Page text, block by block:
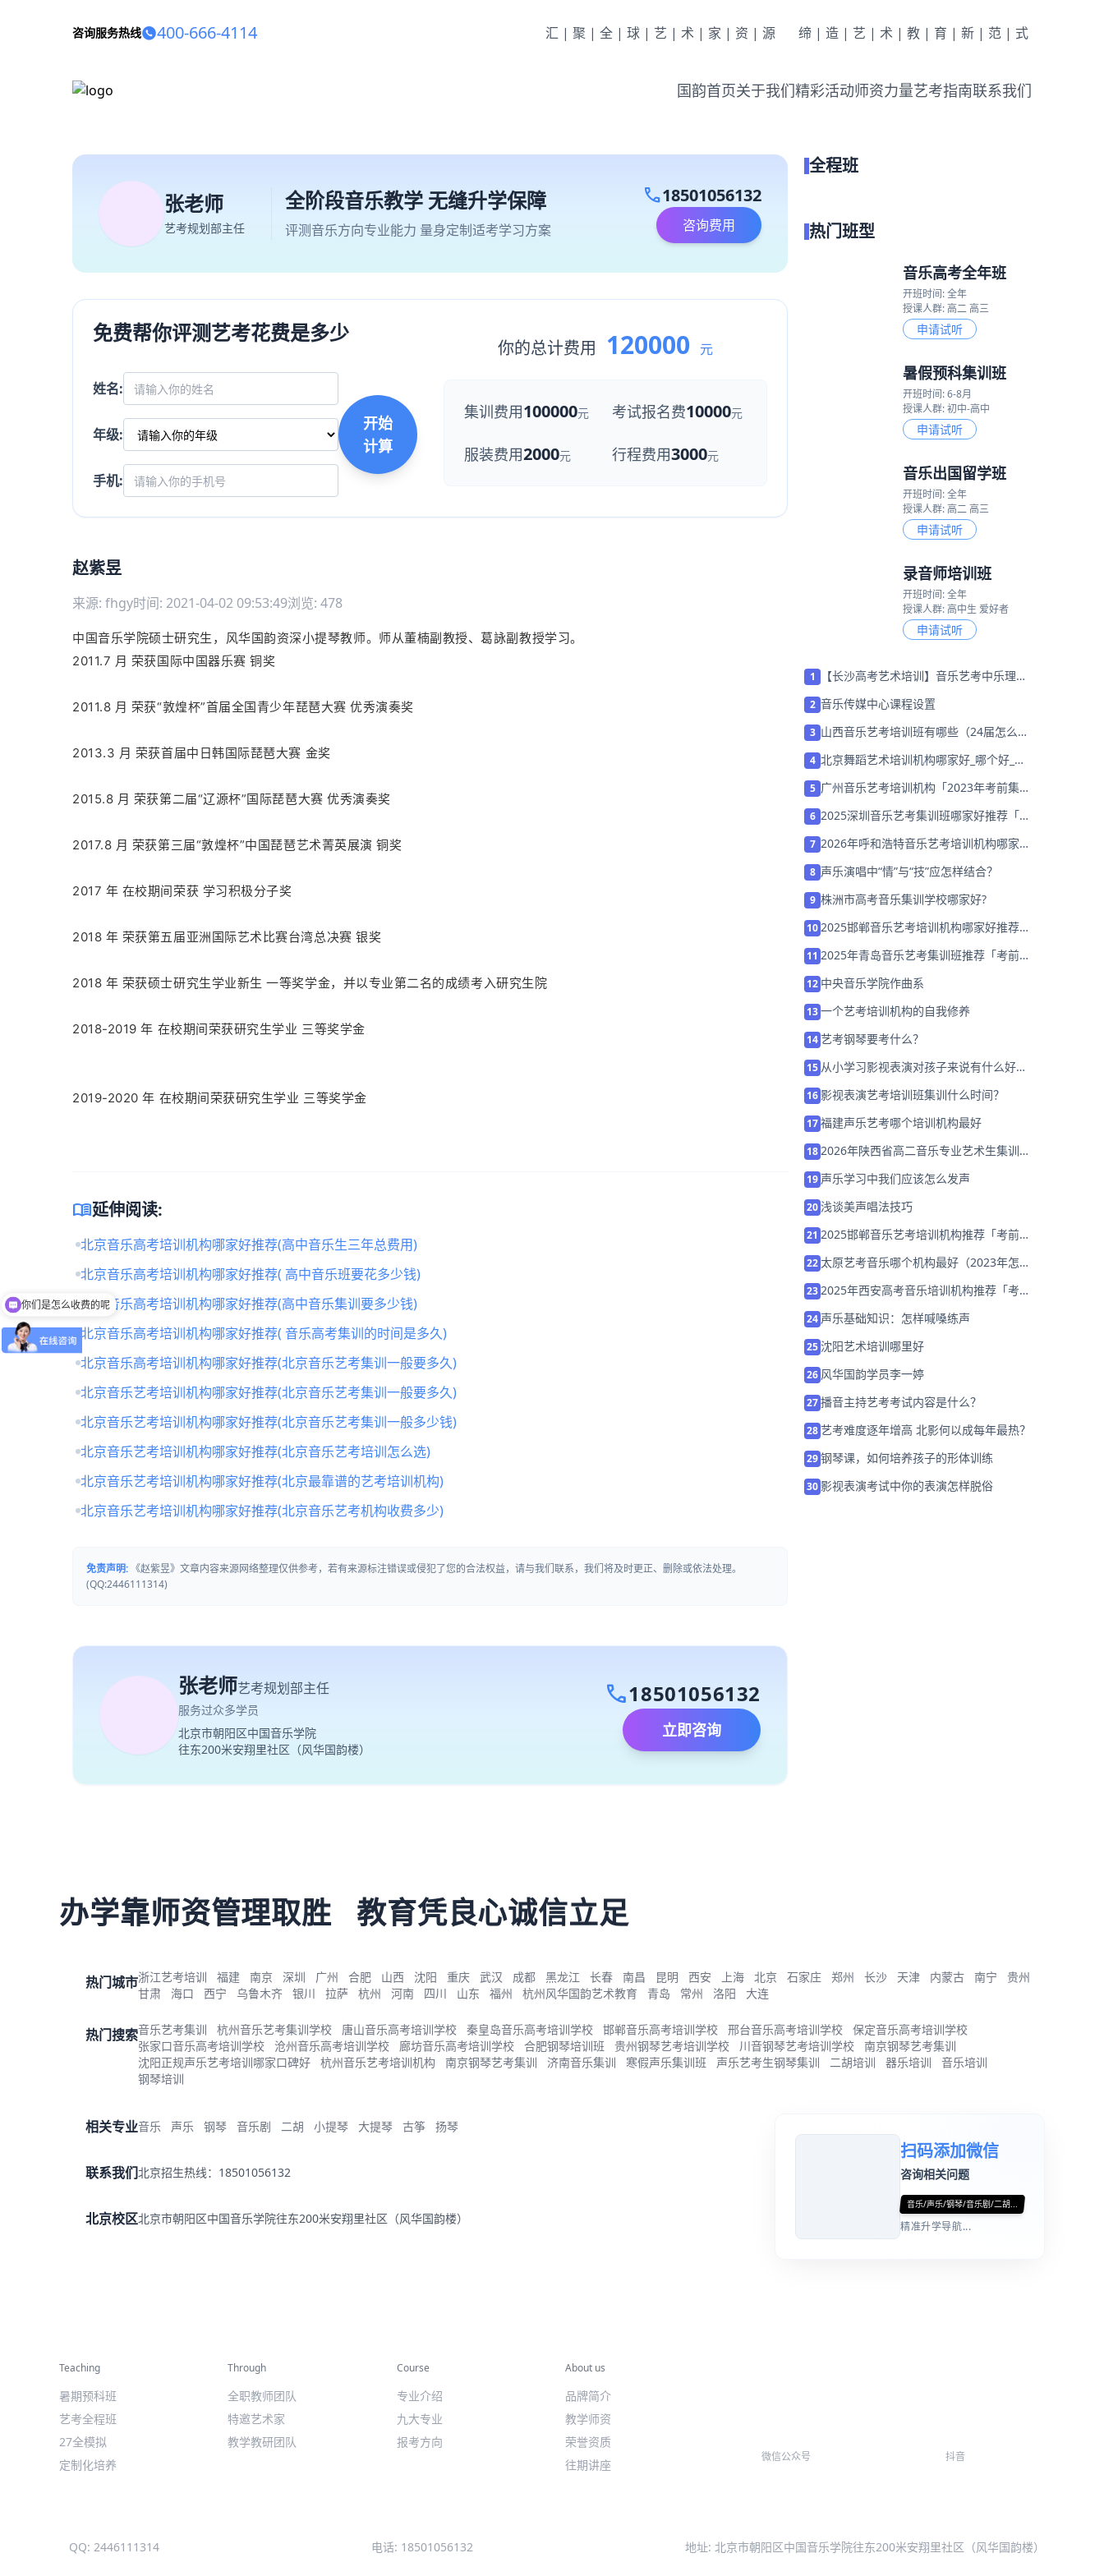
咨询服务热线 400-666-4114 汇|聚|全|球|艺|术|家|资|源 缔|造|艺|术|教|育|新|范|式
国韵首页关于我们精彩活动师资力量艺考指南联系我们
张老师
艺考规划部主任
全阶段音乐教学 无缝升学保障
评测音乐方向专业能力 量身定制适考学习方案
call18501056132
咨询费用
免费帮你评测艺考花费是多少
姓名:
年级:
手机:
开始
计算
你的总计费用 120000 元
集训费用100000元 考试报名费10000元
服装费用2000元 行程费用3000元
赵紫昱
来源: fhgy时间: 2021-04-02 09:53:49浏览: 478
中国音乐学院硕士研究生，风华国韵资深小提琴教师。师从董楠副教授、葛詠副教授学习。
2011.7 月 荣获国际中国器乐赛 铜奖
2011.8 月 荣获“敦煌杯”首届全国青少年琵琶大赛 优秀演奏奖
2013.3 月 荣获首届中日韩国际琵琶大赛 金奖
2015.8 月 荣获第二届“辽源杯”国际琵琶大赛 优秀演奏奖
2017.8 月 荣获第三届“敦煌杯”中国琵琶艺术菁英展演 铜奖
2017 年 在校期间荣获 学习积极分子奖
2018 年 荣获第五届亚洲国际艺术比赛台湾总决赛 银奖
2018 年 荣获硕士研究生学业新生 一等奖学金，并以专业第二名的成绩考入研究生院
2018-2019 年 在校期间荣获研究生学业 三等奖学金
2019-2020 年 在校期间荣获研究生学业 三等奖学金
menu_book延伸阅读:
北京音乐高考培训机构哪家好推荐(高中音乐生三年总费用)
北京音乐高考培训机构哪家好推荐( 高中音乐班要花多少钱)
北京音乐高考培训机构哪家好推荐(高中音乐集训要多少钱)
北京音乐高考培训机构哪家好推荐( 音乐高考集训的时间是多久)
北京音乐高考培训机构哪家好推荐(北京音乐艺考集训一般要多久)
北京音乐艺考培训机构哪家好推荐(北京音乐艺考集训一般要多久)
北京音乐艺考培训机构哪家好推荐(北京音乐艺考集训一般多少钱)
北京音乐艺考培训机构哪家好推荐(北京音乐艺考培训怎么选)
北京音乐艺考培训机构哪家好推荐(北京最靠谱的艺考培训机构)
北京音乐艺考培训机构哪家好推荐(北京音乐艺考机构收费多少)
免责声明: 《赵紫昱》文章内容来源网络整理仅供参考，若有来源标注错误或侵犯了您的合法权益，请与我们联系，我们将及时更正、删除或依法处理。
(QQ:2446111314)
张老师艺考规划部主任
服务过众多学员
北京市朝阳区中国音乐学院
往东200米安翔里社区（风华国韵楼）
call18501056132
立即咨询
全程班
热门班型
音乐高考全年班
开班时间: 全年
授课人群: 高二 高三
申请试听
暑假预科集训班
开班时间: 6-8月
授课人群: 初中-高中
申请试听
音乐出国留学班
开班时间: 全年
授课人群: 高二 高三
申请试听
录音师培训班
开班时间: 全年
授课人群: 高中生 爱好者
申请试听
1
【长沙高考艺术培训】音乐艺考中乐理知
2 音乐传媒中心课程设置
3 山西音乐艺考培训班有哪些（24届怎么选
4 北京舞蹈艺术培训机构哪家好_哪个好_学
5 广州音乐艺考培训机构「2023年考前集训
6 2025深圳音乐艺考集训班哪家好推荐「考
7 2026年呼和浩特音乐艺考培训机构哪家
8 声乐演唱中“情”与“技”应怎样结合？
9 株洲市高考音乐集训学校哪家好?
102025邯郸音乐艺考培训机构哪家好推荐
11 2025年青岛音乐艺考集训班推荐「考前集
12 中央音乐学院作曲系
13一个艺考培训机构的自我修养
14艺考钢琴要考什么？
15 从小学习影视表演对孩子来说有什么好
16 影视表演艺考培训班集训什么时间？
17福建声乐艺考哪个培训机构最好
182026年陕西省高二音乐专业艺术生集训需
19 声乐学习中我们应该怎么发声
20浅谈美声唱法技巧
21 2025邯郸音乐艺考培训机构推荐「考前集
22太原艺考音乐哪个机构最好（2023年怎么
232025年西安高考音乐培训机构推荐「考前
24 声乐基础知识：怎样喊嗓练声
25沈阳艺术培训哪里好
26 风华国韵学员李一婷
27播音主持艺考考试内容是什么？
28 艺考难度逐年增高 北影何以成每年最热？
29钢琴课，如何培养孩子的形体训练
30 影视表演考试中你的表演怎样脱俗
办学靠师资管理取胜 教育凭良心诚信立足
热门城市浙江艺考培训 福建 南京 深圳 广州 合肥 山西 沈阳 重庆 武汉 成都 黑龙江 长春 南昌 昆明 西安 上海 北京 石家庄 郑州 长沙 天津 内蒙古 南宁
贵州
甘肃
海口 西宁 乌鲁木齐 银川 拉萨 杭州 河南 四川 山东 福州 杭州风华国韵艺术教育 青岛 常州 洛阳 大连
热门搜索音乐艺考集训 杭州音乐艺考集训学校 唐山音乐高考培训学校 秦皇岛音乐高考培训学校 邯郸音乐高考培训学校 邢台音乐高考培训学校
保定音乐高考培训学校
张家口音乐高考培训学校
沧州音乐高考培训学校 廊坊音乐高考培训学校 合肥钢琴培训班 贵州钢琴艺考培训学校 川音钢琴艺考培训学校
南京钢琴艺考集训
沈阳正规声乐艺考培训哪家口碑好
杭州音乐艺考培训机构 南京钢琴艺考集训 济南音乐集训 寒假声乐集训班 声乐艺考生钢琴集训 二胡培训 器乐培训
音乐培训
钢琴培训
相关专业音乐 声乐 钢琴 音乐剧 二胡 小提琴 大提琴 古筝 扬琴
联系我们北京招生热线：18501056132
北京校区北京市朝阳区中国音乐学院往东200米安翔里社区（风华国韵楼）
扫码添加微信
咨询相关问题
音乐/声乐/钢琴/音乐剧/二胡...
精准升学导航...
Teaching
暑期预科班
艺考全程班
27全模拟
定制化培养
Through
全职教师团队
特邀艺术家
教学教研团队
Course
专业介绍
九大专业
报考方向
About us
品牌简介
教学师资
荣誉资质
往期讲座
微信公众号 抖音
QQ: 2446111314 电话: 18501056132 地址: 北京市朝阳区中国音乐学院往东200米安翔里社区（风华国韵楼）
你们是怎么收费的呢
怎么获取试听名额？